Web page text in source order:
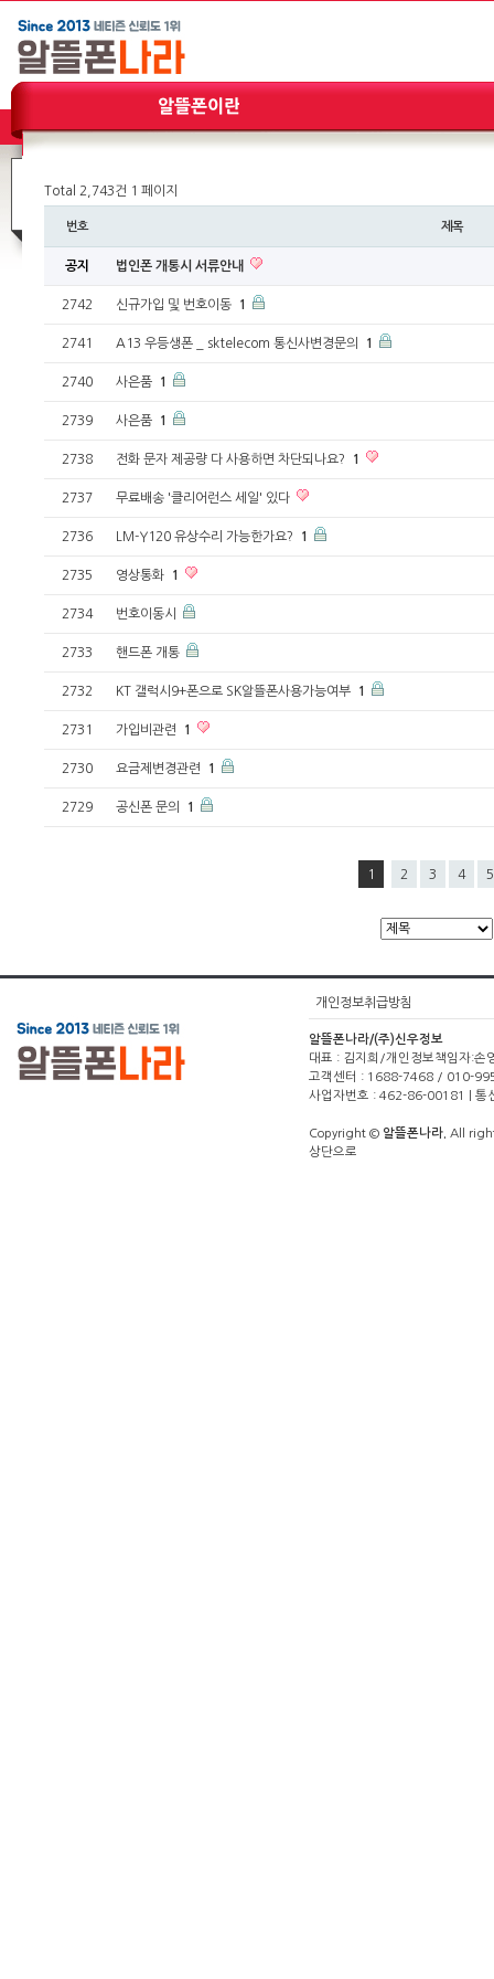
1:1고객문의
Total 2,743건 1 페이지
번호 제목
공지 법인폰 개통시 서류안내
2742 신규가입 및 번호이동 1
2741 A13 우등생폰 _ sktelecom 통신사변경문의 1
2740 사은품 1
2739 사은품 1
2738 전화 문자 제공량 다 사용하면 차단되나요? 1
2737 무료배송 '클리어런스 세일' 있다
2736 LM-Y120 유상수리 가능한가요? 1
2735 영상통화 1
2734 번호이동시
2733 핸드폰 개통
2732 KT 갤럭시9+폰으로 SK알뜰폰사용가능여부 1
2731 가입비관련 1
2730 요금제변경관련 1
2729 공신폰 문의 1
1 2 3 4 5
개인정보취급방침
알뜰폰나라/(주)신우정보
대표 : 김지희/개인정보책임자:
고객센터 : 1688-7468 / 010-
사업자번호 : 462-86-00181 | 통
Copyright © 알뜰폰나라. All
상단으로